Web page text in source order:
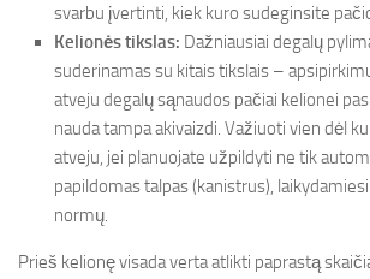
svarbu įvertinti, kiek kuro sudeginsite
Kelionės tikslas: Dažniausiai degalų
suderinamas su kitais tikslais –
atveju degalų sąnaudos pačiai kelionei
nauda tampa akivaizdi. Važiuoti vien dėl
atveju, jei planuojate užpildyti ne tik
papildomas talpas (kanistrus),
normų.
Prieš kelionę visada verta atlikti paprastą